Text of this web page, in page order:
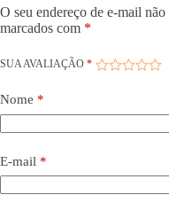
O seu endereço de e-mail
marcados com *
SUA AVALIAÇÃO *
Nome *
E-mail *